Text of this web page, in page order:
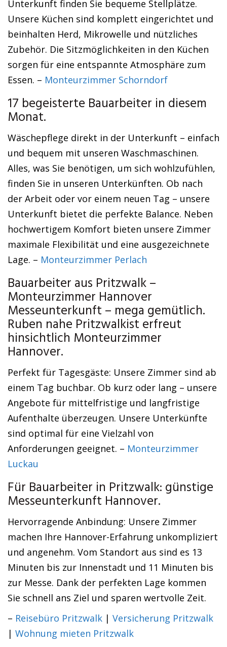
Unterkunft finden Sie bequeme Stellplätze.
Unsere Küchen sind komplett eingerichtet und
beinhalten Herd, Mikrowelle und nützliches
Zubehör. Die Sitzmöglichkeiten in den Küchen
sorgen für eine entspannte Atmosphäre zum
Essen. – Monteurzimmer Schorndorf
17 begeisterte Bauarbeiter in diesem
Monat.
Wäschepflege direkt in der Unterkunft – einfach
und bequem mit unseren Waschmaschinen.
Alles, was Sie benötigen, um sich wohlzufühlen,
finden Sie in unseren Unterkünften. Ob nach
der Arbeit oder vor einem neuen Tag – unsere
Unterkunft bietet die perfekte Balance. Neben
hochwertigem Komfort bieten unsere Zimmer
maximale Flexibilität und eine ausgezeichnete
Lage. – Monteurzimmer Perlach
Bauarbeiter aus Pritzwalk –
Monteurzimmer Hannover
Messeunterkunft – mega gemütlich.
Ruben nahe Pritzwalkist erfreut
hinsichtlich Monteurzimmer
Hannover.
Perfekt für Tagesgäste: Unsere Zimmer sind ab
einem Tag buchbar. Ob kurz oder lang – unsere
Angebote für mittelfristige und langfristige
Aufenthalte überzeugen. Unsere Unterkünfte
sind optimal für eine Vielzahl von
Anforderungen geeignet. – Monteurzimmer
Luckau
Für Bauarbeiter in Pritzwalk: günstige
Messeunterkunft Hannover.
Hervorragende Anbindung: Unsere Zimmer
machen Ihre Hannover-Erfahrung unkompliziert
und angenehm. Vom Standort aus sind es 13
Minuten bis zur Innenstadt und 11 Minuten bis
zur Messe. Dank der perfekten Lage kommen
Sie schnell ans Ziel und sparen wertvolle Zeit.
– Reisebüro Pritzwalk | Versicherung Pritzwalk
| Wohnung mieten Pritzwalk